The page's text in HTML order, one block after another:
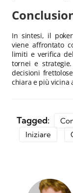
In sintesi, il
viene affrontato
limiti e verifica
tornei e
decisioni
chiara e più vicina
Tagged:
Iniziare